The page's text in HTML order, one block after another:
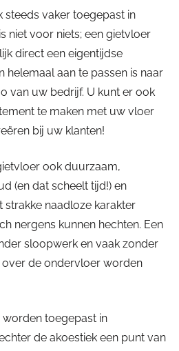
steeds vaker toegepast in
niet voor niets; een gietvloer
direct een eigentijdse
helemaal aan te passen is naar
van uw bedrijf. U kunt er ook
te maken met uw vloer
bij uw klanten!
ook duurzaam,
(en dat scheelt tijd!) en
strakke naadloze karakter
nergens kunnen hechten. Een
sloopwerk en vaak zonder
de ondervloer worden
toegepast in
de akoestiek een punt van